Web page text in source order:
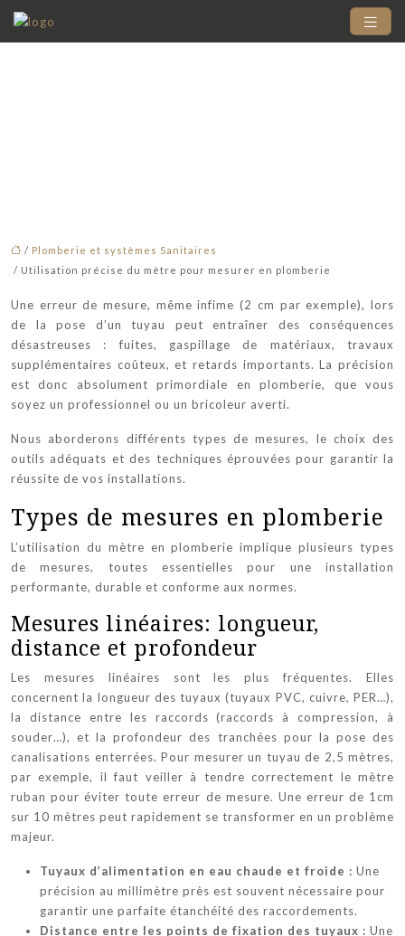
/ Plomberie et systèmes Sanitaires
/ Utilisation précise du mètre pour mesurer en plomberie
Une erreur de mesure, même infime (2 cm par exemple), lors
de la pose d’un tuyau peut entraîner des conséquences
désastreuses : fuites, gaspillage de matériaux, travaux
supplémentaires coûteux, et retards importants. La précision
est donc absolument primordiale en plomberie, que vous
soyez un professionnel ou un bricoleur averti.
Nous aborderons différents types de mesures, le choix des
outils adéquats et des techniques éprouvées pour garantir la
réussite de vos installations.
Types de mesures en plomberie
L’utilisation du mètre en plomberie implique plusieurs types
de mesures, toutes essentielles pour une installation
performante, durable et conforme aux normes.
Mesures linéaires: longueur,
distance et profondeur
Les mesures linéaires sont les plus fréquentes. Elles
concernent la longueur des tuyaux (tuyaux PVC, cuivre, PER…),
la distance entre les raccords (raccords à compression, à
souder…), et la profondeur des tranchées pour la pose des
canalisations enterrées. Pour mesurer un tuyau de 2,5 mètres,
par exemple, il faut veiller à tendre correctement le mètre
ruban pour éviter toute erreur de mesure. Une erreur de 1cm
sur 10 mètres peut rapidement se transformer en un problème
majeur.
Tuyaux d’alimentation en eau chaude et froide : Une
précision au millimètre près est souvent nécessaire pour
garantir une parfaite étanchéité des raccordements.
Distance entre les points de fixation des tuyaux : Une